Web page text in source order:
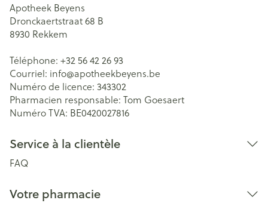
Apotheek Beyens
Dronckaertstraat 68 B
8930 Rekkem
Téléphone: +32 56 42 26 93
Courriel: info@apotheekbeyens.be
Numéro de licence: 343302
Pharmacien responsable: Tom Goesaert
Numéro TVA: BE0420027816
Service à la clientèle
FAQ
Votre pharmacie